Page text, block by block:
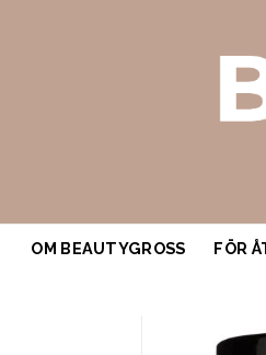
OM BEAUTYGROSS FÖR